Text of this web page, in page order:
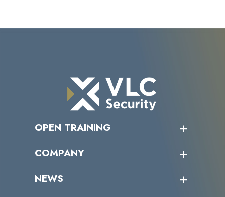
OPEN TRAINING
受講者の声
COMPANY
トップメッセージ
NEWS